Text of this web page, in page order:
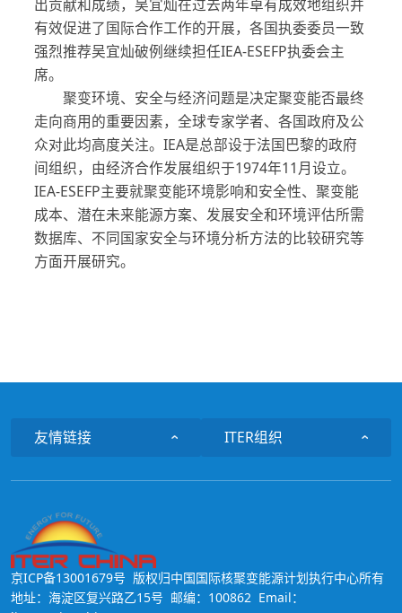
出贡献和成绩，吴宜灿在过去两年卓有成效地组织并
有效促进了国际合作工作的开展，各国执委委员一致
强烈推荐吴宜灿破例继续担任IEA-ESEFP执委会主
席。
聚变环境、安全与经济问题是决定聚变能否最终
走向商用的重要因素，全球专家学者、各国政府及公
众对此均高度关注。IEA是总部设于法国巴黎的政府
间组织，由经济合作发展组织于1974年11月设立。
IEA-ESEFP主要就聚变能环境影响和安全性、聚变能
成本、潜在未来能源方案、发展安全和环境评估所需
数据库、不同国家安全与环境分析方法的比较研究等
方面开展研究。
友情链接 ITER组织
京ICP备13001679号 版权归中国国际核聚变能源计划执行中心所有
地址：海淀区复兴路乙15号 邮编：100862 Email：